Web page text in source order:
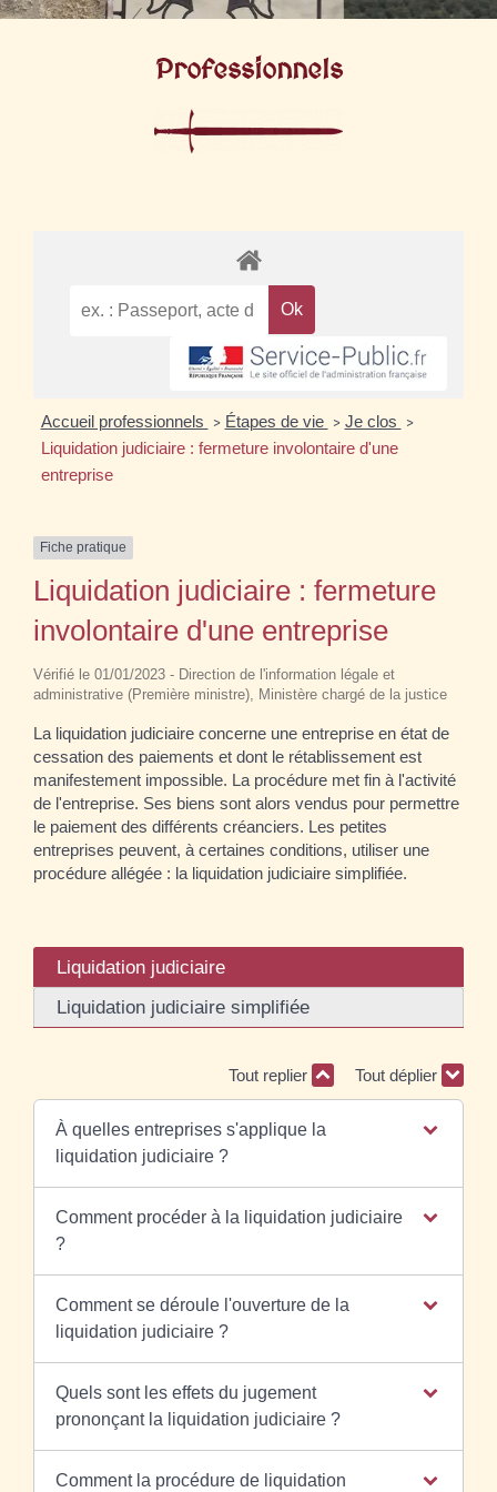
Professionnels
Accueil professionnels > Étapes de vie > Je clos >
Liquidation judiciaire : fermeture involontaire d'une
entreprise
Fiche pratique
Liquidation judiciaire : fermeture
involontaire d'une entreprise
Vérifié le 01/01/2023 - Direction de l'information légale et
administrative (Première ministre), Ministère chargé de la justice
La liquidation judiciaire concerne une entreprise en état de
cessation des paiements et dont le rétablissement est
manifestement impossible. La procédure met fin à l'activité
de l'entreprise. Ses biens sont alors vendus pour permettre
le paiement des différents créanciers. Les petites
entreprises peuvent, à certaines conditions, utiliser une
procédure allégée : la liquidation judiciaire simplifiée.
Liquidation judiciaire
Liquidation judiciaire simplifiée
Tout replier Tout déplier
À quelles entreprises s'applique la
liquidation judiciaire ?
Comment procéder à la liquidation judiciaire
?
Comment se déroule l'ouverture de la
liquidation judiciaire ?
Quels sont les effets du jugement
prononçant la liquidation judiciaire ?
Comment la procédure de liquidation